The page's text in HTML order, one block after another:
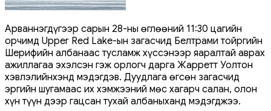
Арваннэгдүгээр сарын 28-ны өглөөний 11:30 цагийн
орчимд Upper Red Lake-ын загасчид Белтрами тойргийн
Шерифийн албанаас тусламж хүссэнээр яаралтай аврах
ажиллагаа эхэлсэн гэж орлогч дарга Жарретт Уолтон
хэвлэлийнхэнд мэдэгдэв. Дуудлага өгсөн загасчид
эргийн шугамаас их хэмжээний мөс хагарч салан, олон
хүн түүн дээр гацсан тухай албаныханд мэдэгджээ.